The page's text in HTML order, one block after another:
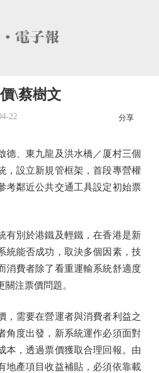
\蔡樹文
22 分享
、東九龍及洪水橋／厦村三個
，設立新規管框架，首段專營權
考鄰近公共交通工具設定初始票
別於港鐵及輕鐵，在香港是新
統能否成功，取決多個因素，技
消費者除了看重運輸系統舒適度
注票價問題。
需要在營運者與消費者利益之
角度出發，新系統運作必須面對
本，透過票價獲取合理回報。由
地產項目收益補貼，必須依靠載